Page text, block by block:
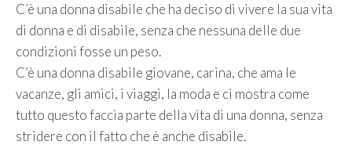
C’è una donna disabile che ha deciso di vivere la sua vita
di donna e di disabile, senza che nessuna delle due
condizioni fosse un peso.
C’è una donna disabile giovane, carina, che ama le
vacanze, gli amici, i viaggi, la moda e ci mostra come
tutto questo faccia parte della vita di una donna, senza
stridere con il fatto che è anche disabile.